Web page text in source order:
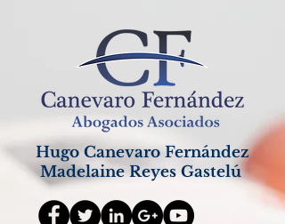
Hugo Canevaro Fernández
Madelaine Reyes Gastelú